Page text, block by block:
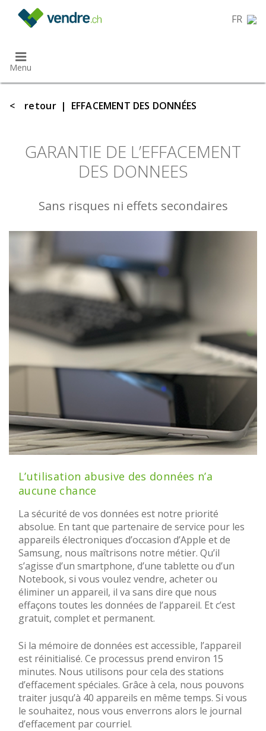
FR
Menu
< retour | EFFACEMENT DES DONNÉES
GARANTIE DE L’EFFACEMENT
DES DONNEES
Sans risques ni effets secondaires
L’utilisation abusive des données n’a
aucune chance
La sécurité de vos données est notre priorité
absolue. En tant que partenaire de service pour les
appareils électroniques d’occasion d’Apple et de
Samsung, nous maîtrisons notre métier. Qu’il
s’agisse d’un smartphone, d’une tablette ou d’un
Notebook, si vous voulez vendre, acheter ou
éliminer un appareil, il va sans dire que nous
effaçons toutes les données de l’appareil. Et c’est
gratuit, complet et permanent.
Si la mémoire de données est accessible, l’appareil
est réinitialisé. Ce processus prend environ 15
minutes. Nous utilisons pour cela des stations
d’effacement spéciales. Grâce à cela, nous pouvons
traiter jusqu’à 40 appareils en même temps. Si vous
le souhaitez, nous vous enverrons alors le journal
d’effacement par courriel.